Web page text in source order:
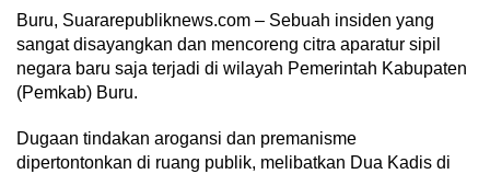
Buru, Suararepubliknews.com – Sebuah insiden yang
sangat disayangkan dan mencoreng citra aparatur sipil
negara baru saja terjadi di wilayah Pemerintah Kabupaten
(Pemkab) Buru.
Dugaan tindakan arogansi dan premanisme
dipertontonkan di ruang publik, melibatkan Dua Kadis di